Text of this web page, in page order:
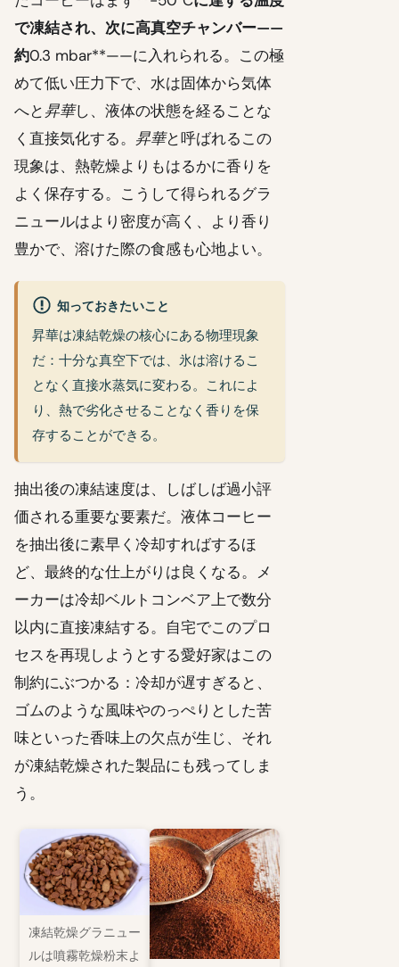
で凍結され、次に高真空チャンバー——
約0.3 mbar**——に入れられる。この極
めて低い圧力下で、水は固体から気体
へと昇華し、液体の状態を経ることな
く直接気化する。 昇華と呼ばれるこの
現象は、熱乾燥よりもはるかに香りを
よく保存する。こうして得られるグラ
ニュールはより密度が高く、より香り
豊かで、溶けた際の食感も心地よい。
知っておきたいこと
昇華は凍結乾燥の核心にある物理現象
だ：十分な真空下では、氷は溶けるこ
となく直接水蒸気に変わる。これによ
り、熱で劣化させることなく香りを保
存することができる。
抽出後の凍結速度は、しばしば過小評
価される重要な要素だ。液体コーヒー
を抽出後に素早く冷却すればするほ
ど、最終的な仕上がりは良くなる。メ
ーカーは冷却ベルトコンベア上で数分
以内に直接凍結する。自宅でこのプロ
セスを再現しようとする愛好家はこの
制約にぶつかる：冷却が遅すぎると、
ゴムのような風味やのっぺりとした苦
味といった香味上の欠点が生じ、それ
が凍結乾燥された製品にも残ってしま
う。
凍結乾燥グラニュー
ルは噴霧乾燥粉末よ